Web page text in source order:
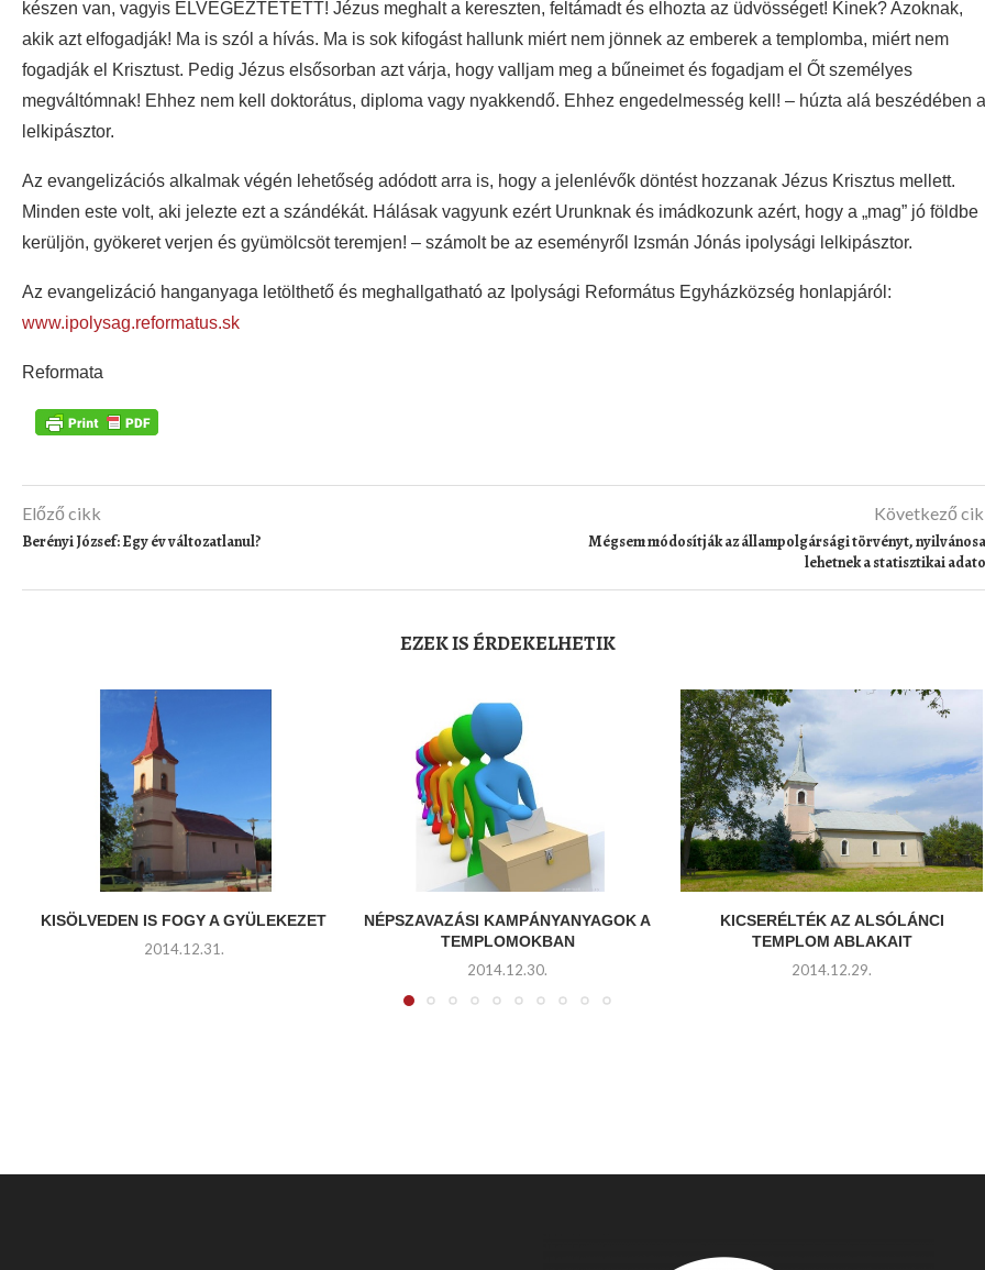
készen van, vagyis ELVÉGEZTETETT! Jézus meghalt a kereszten, feltámadt és elhozta az üdvösséget! Kinek? Azoknak,
akik azt elfogadják! Ma is szól a hívás. Ma is sok kifogást hallunk miért nem jönnek az emberek a templomba, miért nem
fogadják el Krisztust. Pedig Jézus elsősorban azt várja, hogy valljam meg a bűneimet és fogadjam el Őt személyes
megváltómnak! Ehhez nem kell doktorátus, diploma vagy nyakkendő. Ehhez engedelmesség kell! – húzta alá beszédében a
lelkipásztor.
Az evangelizációs alkalmak végén lehetőség adódott arra is, hogy a jelenlévők döntést hozzanak Jézus Krisztus mellett.
Minden este volt, aki jelezte ezt a szándékát. Hálásak vagyunk ezért Urunknak és imádkozunk azért, hogy a „mag” jó földbe
kerüljön, gyökeret verjen és gyümölcsöt teremjen! – számolt be az eseményről Izsmán Jónás ipolysági lelkipásztor.
Az evangelizáció hanganyaga letölthető és meghallgatható az Ipolysági Református Egyházközség honlapjáról:
www.ipolysag.reformatus.sk
Reformata
Előző cikk
Berényi József: Egy év változatlanul?
Következő
Mégsem módosítják az állampolgársági törvényt,
lehetnek a statisztikai
EZEK IS ÉRDEKELHETIK
KISÖLVEDEN IS FOGY A GYÜLEKEZET
2014.12.31.
NÉPSZAVAZÁSI KAMPÁNYANYAGOK A
TEMPLOMOKBAN
2014.12.30.
KICSERÉLTÉK AZ ALSÓLÁNCI
TEMPLOM ABLAKAIT
2014.12.29.